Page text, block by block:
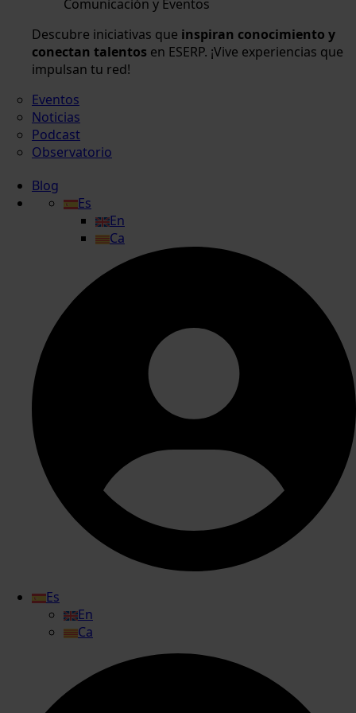
Comunicación y Eventos
Descubre iniciativas que inspiran conocimiento y
conectan talentos en ESERP. ¡Vive experiencias que
impulsan tu red!
Eventos
Noticias
Podcast
Observatorio
Blog
Es
En
Ca
Es
En
Ca